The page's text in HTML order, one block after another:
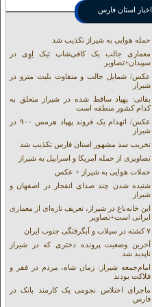
اخبار استان فارس
حمله هوایی به شیراز تکذیب شد
معماری جالب یک کافی‌شاپ تیک اِوِی در
سپیدان+تصاویر
عکس/ شمایل جالب و متفاوت بلیت مترو در
شیراز
بقائی: پهپاد ساقط شده در شیراز متعلق به
کدام کشور منطقه است
عکس/ انهدام یک فروند پهپاد هرمس ۹۰۰ در
شیراز
تخریب سد مشهور استان فارس تکذیب شد
تصاویری از حمله آمریکا و اسراییل به شیراز
حملات هوایی به شیراز + عکس
شنیده شدن چند صدای انفجار در اصفهان و
شیراز
این خانه‌باغ در شیراز، تعریف تازه‌ای از معماری
ایرانی است+تصاویر
۷ کشته در سیلاب و آبگرفتگی جنوب ایران
آخرین وضعیت پرونده دختری که در شیراز
ناپدید شد
امام‌جمعه شیراز: زمان شاه، مردم در فقر و
فلاکت بودند
ماجرای اختلاس نجومی یک کارمند بانک در
فارس